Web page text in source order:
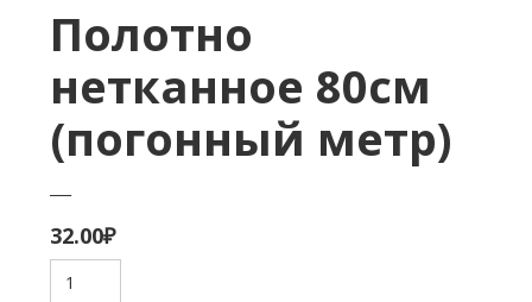
Полотно
нетканное 80см
(погонный метр)
32.00₽